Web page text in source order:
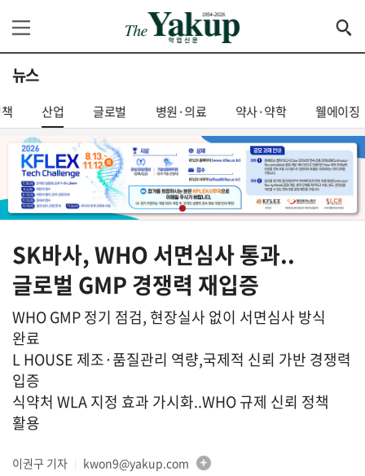
뉴스
산업 글로벌 병원·의료 약사·약학 웰에이징
SK바사, WHO 서면심사 통과..
글로벌 GMP 경쟁력 재입증
WHO GMP 정기 점검, 현장실사 없이 서면심사 방식
완료
L HOUSE 제조·품질관리 역량,국제적 신뢰 가반 경쟁력
입증
식약처 WLA 지정 효과 가시화..WHO 규제 신뢰 정책
활용
이권구 기자
kwon9@yakup.com